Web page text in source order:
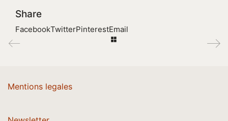
Share
FacebookTwitterPinterestEmail
Mentions legales